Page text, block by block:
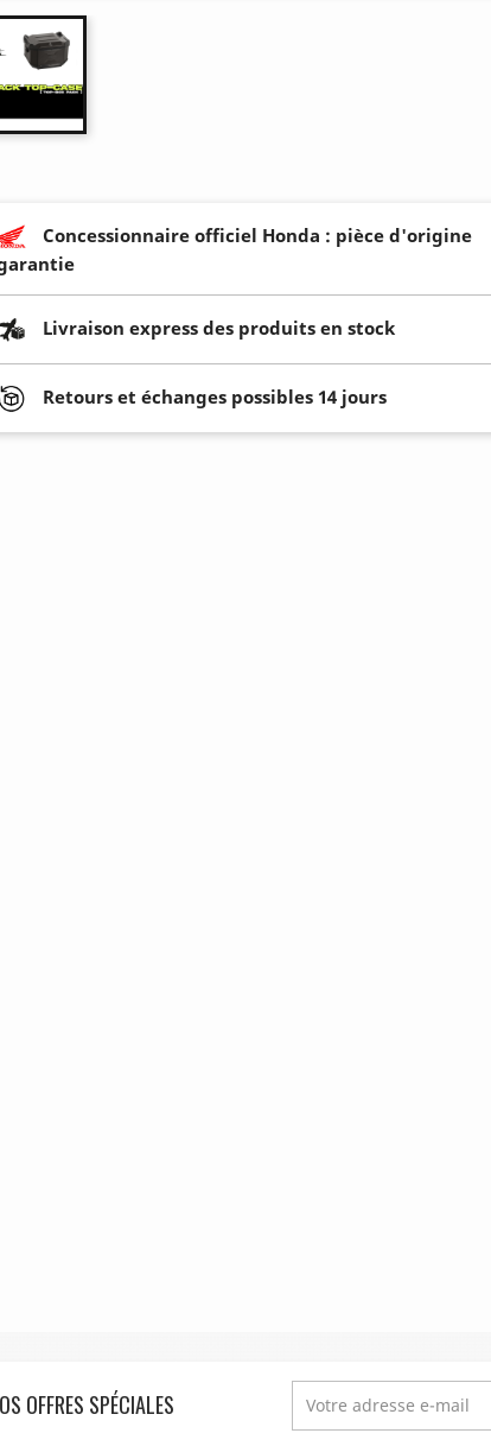
Concessionnaire officiel Honda : pièce d'origine
Livraison express des produits en stock
Retours et échanges possibles 14 jours
OFFRES SPÉCIALES